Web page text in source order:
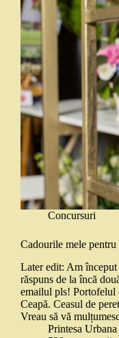
Concursuri
Cadourile mele pentru
Later edit: Am
răspuns de la încă
emailul pls! Portofelul
Ceapă. Ceasul de
Vreau să vă
Printesa Urbana